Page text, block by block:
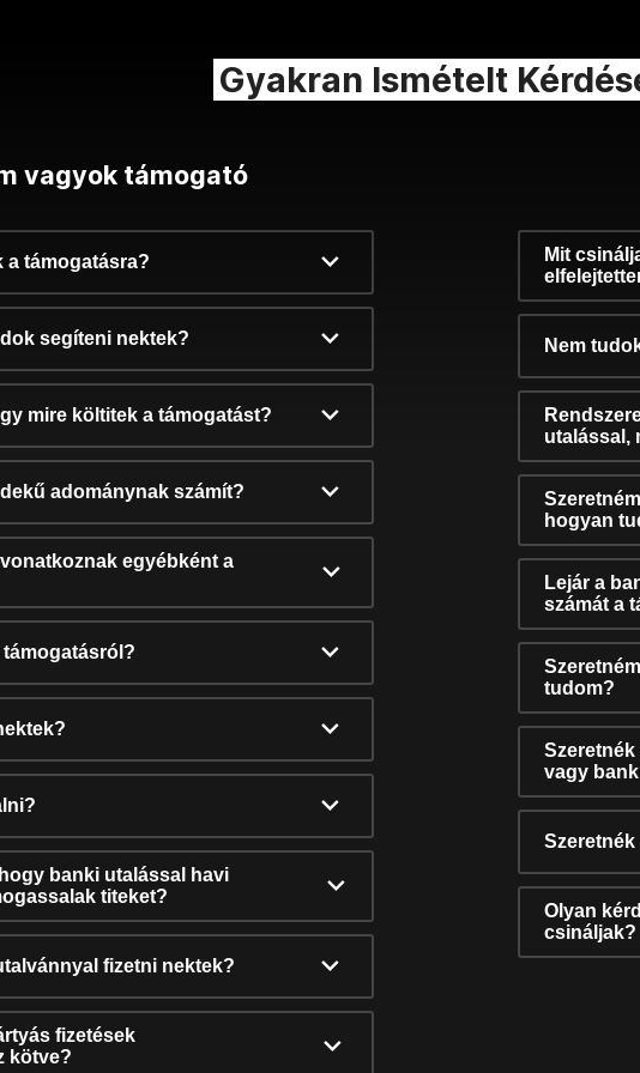
Gyakran Ismételt
vagyok támogató
a támogatásra?
segíteni nektek?
mire költitek a támogatást?
adománynak számít?
egyébként a
banki utalással havi
titeket?
fizetni nektek?
fizetések
kötve?
Mit
Nem
utalással,
hogyan
Lejár a
számát a
tudom?
vagy
Olyan
csináljak?